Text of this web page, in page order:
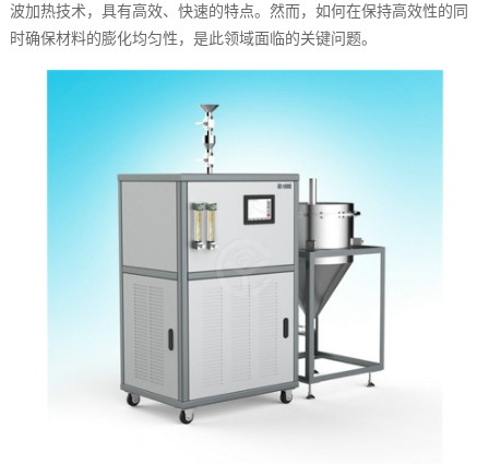
波加热技术，具有高效、快速的特点。然而，如何在保持高效性的同
时确保材料的膨化均匀性，是此领域面临的关键问题。